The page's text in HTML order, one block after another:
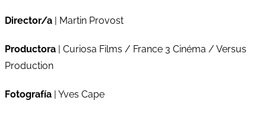
Director/a | Martin Provost
Productora | Curiosa Films / France 3 Cinéma / Versus
Production
Fotografía | Yves Cape